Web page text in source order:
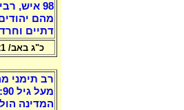
98 איש,
מהם
דתיים
כ"ג באב/ 1.8.21
רב תימני
מעל גיל 90:
המדינה